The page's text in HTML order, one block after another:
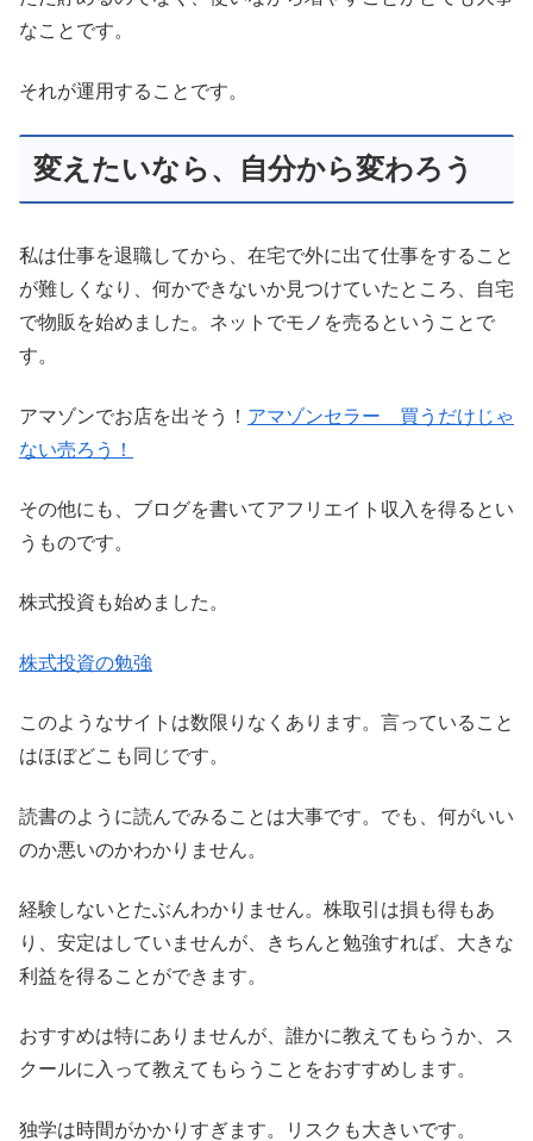
なことです。
それが運用することです。
変えたいなら、自分から変わろう
私は仕事を退職してから、在宅で外に出て仕事をすること
が難しくなり、何かできないか見つけていたところ、自宅
で物販を始めました。ネットでモノを売るということで
す。
アマゾンでお店を出そう！ アマゾンセラー 買うだけじゃ
ない売ろう！
その他にも、ブログを書いてアフリエイト収入を得るとい
うものです。
株式投資も始めました。
株式投資の勉強
このようなサイトは数限りなくあります。言っていること
はほぼどこも同じです。
読書のように読んでみることは大事です。でも、何がいい
のか悪いのかわかりません。
経験しないとたぶんわかりません。株取引は損も得もあ
り、安定はしていませんが、きちんと勉強すれば、大きな
利益を得ることができます。
おすすめは特にありませんが、誰かに教えてもらうか、ス
クールに入って教えてもらうことをおすすめします。
独学は時間がかかりすぎます。リスクも大きいです。